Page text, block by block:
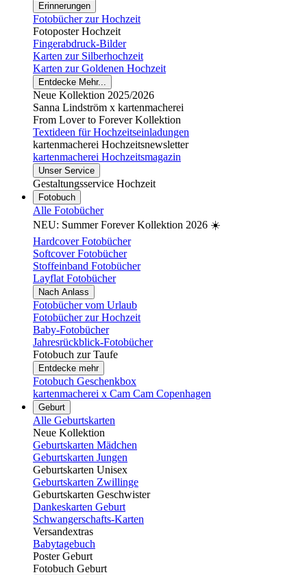
Erinnerungen
Fotobücher zur Hochzeit
Fotoposter Hochzeit
Fingerabdruck-Bilder
Karten zur Silberhochzeit
Karten zur Goldenen Hochzeit
Entdecke Mehr...
Neue Kollektion 2025/2026
Sanna Lindström x kartenmacherei
From Lover to Forever Kollektion
Textideen für Hochzeitseinladungen
kartenmacherei Hochzeitsnewsletter
kartenmacherei Hochzeitsmagazin
Unser Service
Gestaltungsservice Hochzeit
Fotobuch
Alle Fotobücher
NEU: Summer Forever Kollektion 2026 ☀️
Hardcover Fotobücher
Softcover Fotobücher
Stoffeinband Fotobücher
Layflat Fotobücher
Nach Anlass
Fotobücher vom Urlaub
Fotobücher zur Hochzeit
Baby-Fotobücher
Jahresrückblick-Fotobücher
Fotobuch zur Taufe
Entdecke mehr
Fotobuch Geschenkbox
kartenmacherei x Cam Cam Copenhagen
Geburt
Alle Geburtskarten
Neue Kollektion
Geburtskarten Mädchen
Geburtskarten Jungen
Geburtskarten Unisex
Geburtskarten Zwillinge
Geburtskarten Geschwister
Dankeskarten Geburt
Schwangerschafts-Karten
Versandextras
Babytagebuch
Poster Geburt
Fotobuch Geburt